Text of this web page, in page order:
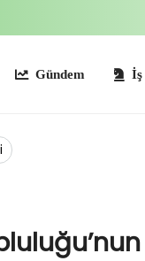
İş İlanları